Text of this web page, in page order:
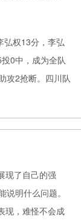
弘权13分，李弘
0中，成为全队
攻2抢断。四川队
现了自己的强
明什么问题。
现，难怪不会成